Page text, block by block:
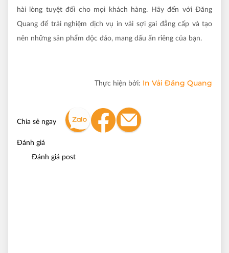
hài lòng tuyệt đối cho mọi khách hàng. Hãy đến với Đăng
Quang để trải nghiệm dịch vụ in vải sợi gai đẳng cấp và tạo
nên những sản phẩm độc đáo, mang dấu ấn riêng của bạn.
Thực hiện bởi: In Vải Đăng Quang
Chia sẻ ngay
Đánh giá
Đánh giá post